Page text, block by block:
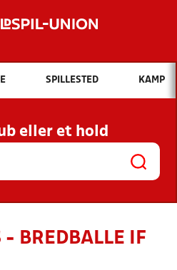
Hvad vil du søge efter?
INDHOLD OG NYHEDER
KLUBBER OG
HOLD
SPILLESTED KAMP
eller et hold
- BREDBALLE IF